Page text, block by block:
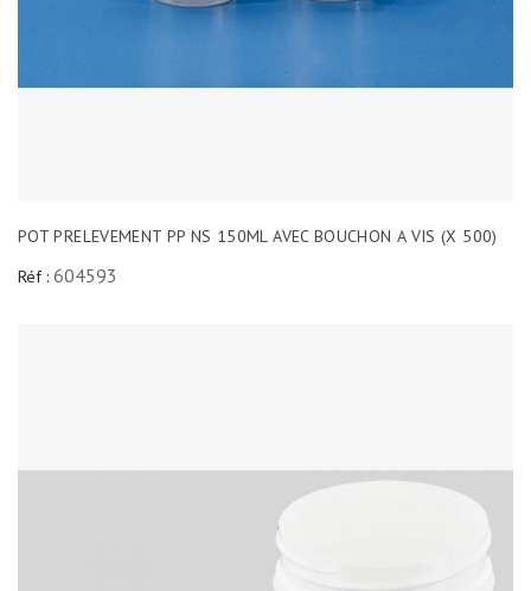
POT PRELEVEMENT PP NS 150ML AVEC BOUCHON A VIS (X 500)
Réf : 604593